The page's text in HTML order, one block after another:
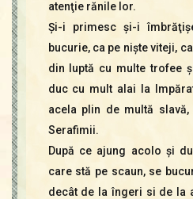
atenţie rănile lor.
Şi-i primesc şi-i
bucurie, ca pe nişte viteji,
din luptă cu multe trofee
duc cu mult alai la
acela plin de multă
Serafimii.
După ce ajung acolo şi
care stă pe scaun, se
decât de la îngeri si de la